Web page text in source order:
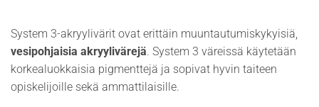
System 3-akryylivärit ovat erittäin muuntautumiskykyisiä,
vesipohjaisia akryylivärejä. System 3 väreissä käytetään
korkealuokkaisia pigmenttejä ja sopivat hyvin taiteen
opiskelijoille sekä ammattilaisille.